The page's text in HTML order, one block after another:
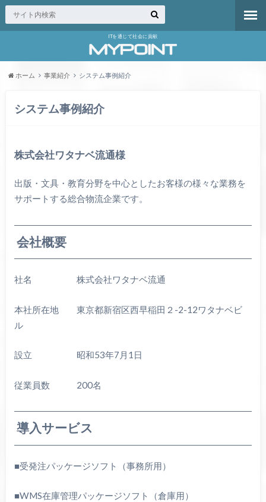
ITを通じて社会に貢献
ホーム 事業紹介 システム事例紹介
システム事例紹介
株式会社ワタナベ流通様
出版・文具・教育分野を中心としたお客様の様々な業務を
サポートする総合物流企業です。
会社概要
社名 株式会社ワタナベ流通
本社所在地 東京都新宿区西早稲田２-2-12ワタナベビ
ル
設立 昭和53年7月1日
従業員数 200名
導入サービス
■受発注パッケージソフト（事務所用）
■WMS在庫管理パッケージソフト（倉庫用）